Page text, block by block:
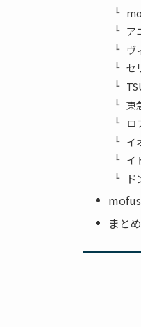
ア
ヴ
セ
東
ロ
イ
イ
ド
まと